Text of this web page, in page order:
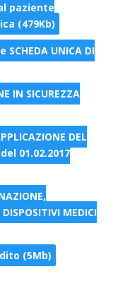
paziente
(479Kb)
UNICA DI
IN SICUREZZA
DEL
01.02.2017
MEDICI
(5Mb)